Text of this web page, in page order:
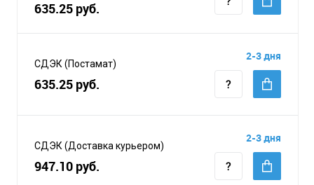
635.25 руб.
СДЭК (Постамат)
635.25 руб.
2-3 дня
СДЭК (Доставка курьером)
947.10 руб.
2-3 дня